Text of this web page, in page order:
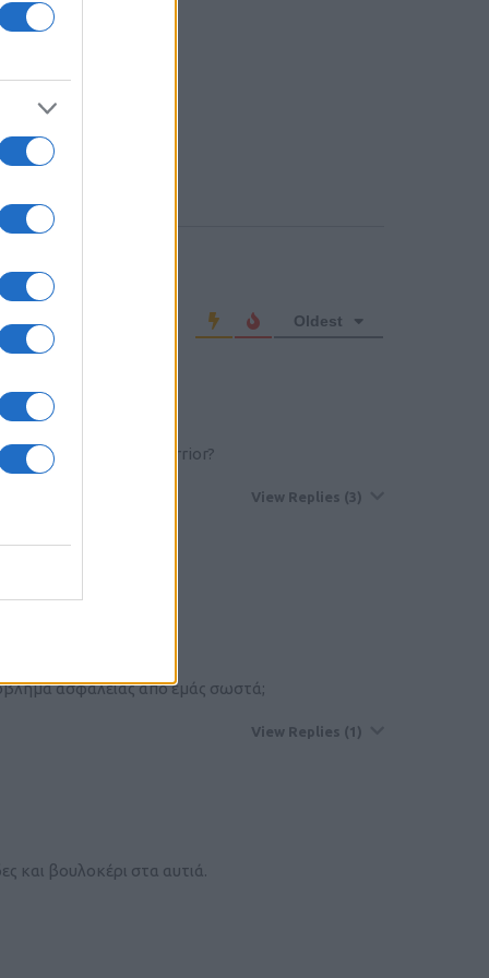
Oldest
απο ενα Kiowa warrior?
View Replies (3)
ασφάλειας από εμάς σωστά;
View Replies (1)
και βουλοκέρι στα αυτιά.